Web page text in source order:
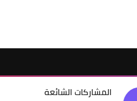
المشاركات الشائعة